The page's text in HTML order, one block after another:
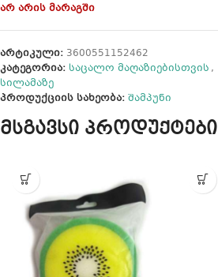
არ არის მარაგში
არტიკული: 3600551152462
კატეგორია: საცალო მაღაზიებისთვის ,
სილამაზე
პროდუქციის სახეობა: შამპუნი
მსგავსი პროდუქტები